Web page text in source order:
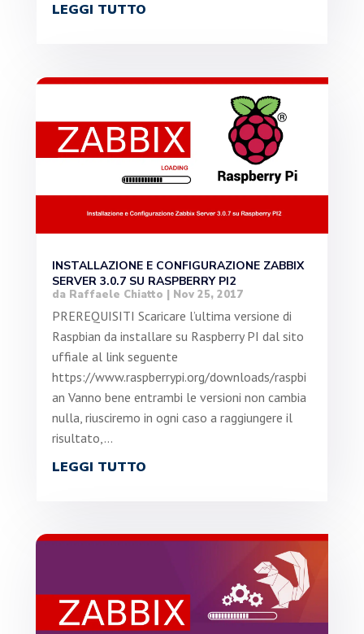
LEGGI TUTTO
INSTALLAZIONE E CONFIGURAZIONE ZABBIX
SERVER 3.0.7 SU RASPBERRY PI2
da Raffaele Chiatto | Nov 25, 2017
PREREQUISITI Scaricare l’ultima versione di
Raspbian da installare su Raspberry PI dal sito
uffiale al link seguente
https://www.raspberrypi.org/downloads/raspbi
an Vanno bene entrambi le versioni non cambia
nulla, riusciremo in ogni caso a raggiungere il
risultato,...
LEGGI TUTTO